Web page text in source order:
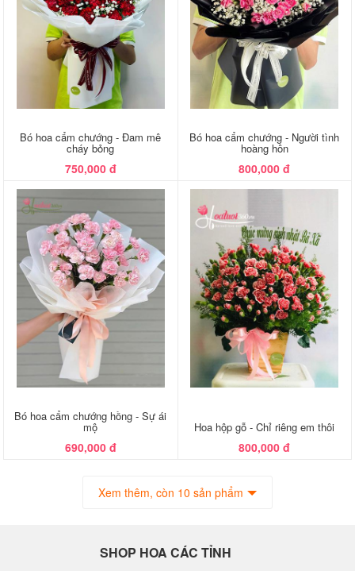
Bó hoa cẩm chướng - Đam mê
cháy bỏng
750,000 đ
Bó hoa cẩm chướng - Người tình
hoàng hôn
800,000 đ
Bó hoa cẩm chướng hồng - Sự ái
mộ
690,000 đ
Hoa hộp gỗ - Chỉ riêng em thôi
800,000 đ
Xem thêm, còn 10 sản phẩm
SHOP HOA CÁC TỈNH